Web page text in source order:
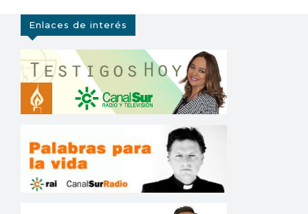
Enlaces de interés